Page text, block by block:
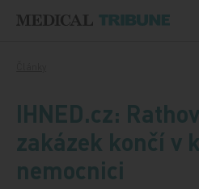
IHNED.cz:
zakázek končí v
nemocnici